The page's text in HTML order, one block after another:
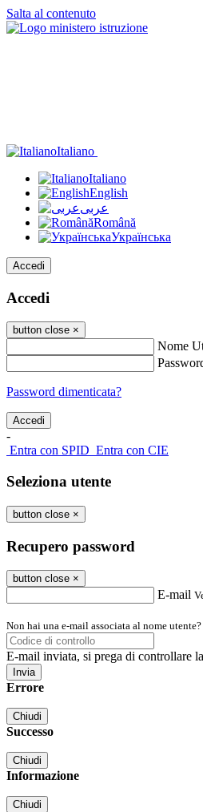
Salta al contenuto
Italiano
Italiano
English
عربى
Română
Українська
Accedi
Accedi
button close ×
Nome
Password dimenticata?
-
Entra con SPID Entra con CIE
Seleziona utente
button close ×
Recupero password
button close ×
E-mail
Non hai una e-mail associata al nome
E-mail inviata, si prega di controllare
Errore
Chiudi
Successo
Chiudi
Informazione
Chiudi